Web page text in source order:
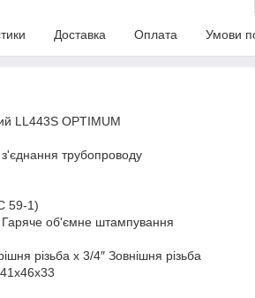
Доставка Оплата Умови
LL443S OPTIMUM
трубопроводу
59-1)
об'ємне штампування
різьба х 3/4″ Зовнішня різьба